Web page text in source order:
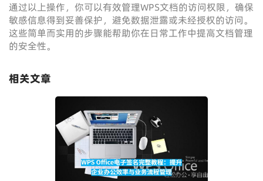
通过以上操作，你可以有效管理WPS文档的访问权限，确保
敏感信息得到妥善保护，避免数据泄露或未经授权的访问。
这些简单而实用的步骤能帮助你在日常工作中提高文档管理
的安全性。
相关文章